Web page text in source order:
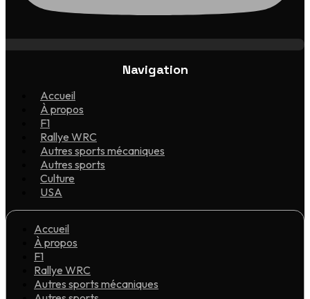
Navigation
Accueil
À propos
F1
Rallye WRC
Autres sports mécaniques
Autres sports
Culture
USA
Accueil
À propos
F1
Rallye WRC
Autres sports mécaniques